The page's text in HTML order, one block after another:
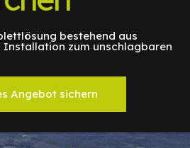
bestehend aus
zum unschlagbaren
Angebot sichern